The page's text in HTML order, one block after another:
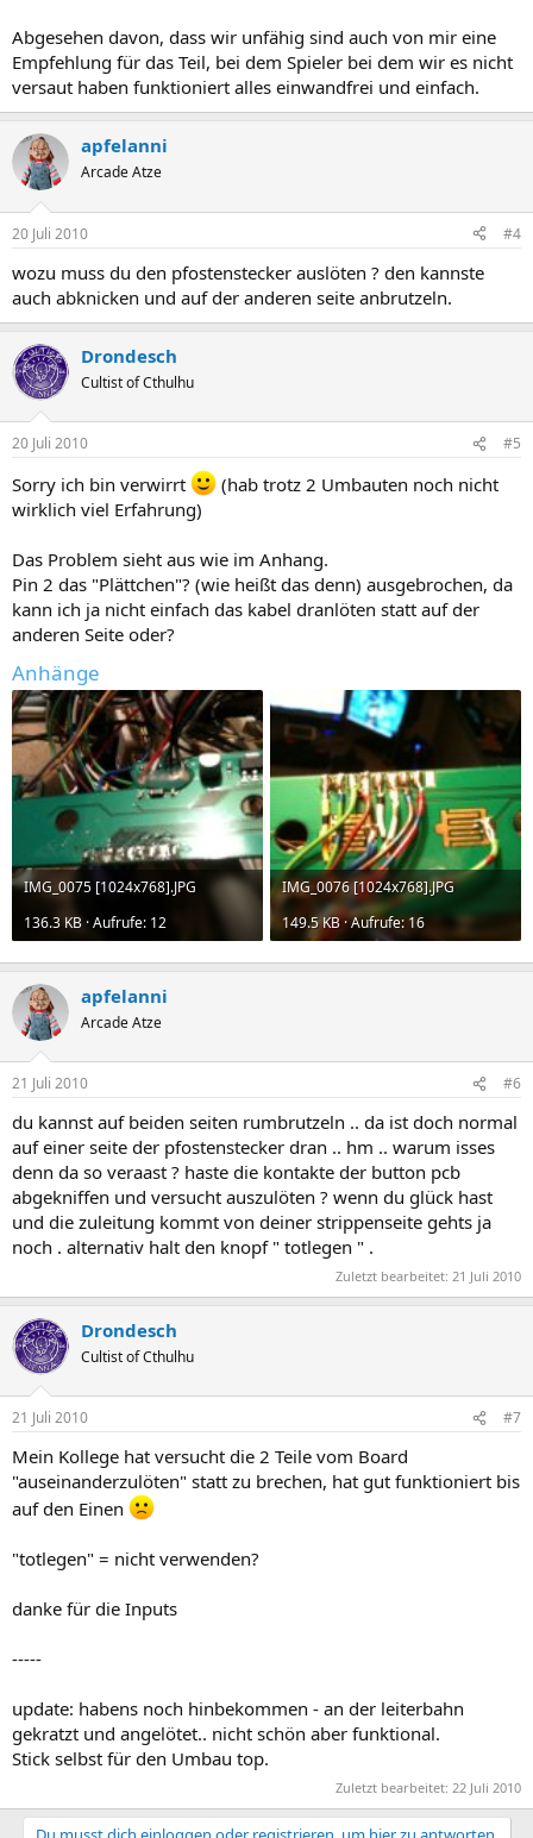
Abgesehen davon, dass wir unfähig sind auch von mir eine
Empfehlung für das Teil, bei dem Spieler bei dem wir es nicht
versaut haben funktioniert alles einwandfrei und einfach.
apfelanni
Arcade Atze
20 Juli 2010 #4
wozu muss du den pfostenstecker auslöten ? den kannste
auch abknicken und auf der anderen seite anbrutzeln.
Drondesch
Cultist of Cthulhu
20 Juli 2010 #5
Sorry ich bin verwirrt
(hab trotz 2 Umbauten noch nicht
wirklich viel Erfahrung)
Das Problem sieht aus wie im Anhang.
Pin 2 das "Plättchen"? (wie heißt das denn) ausgebrochen, da
kann ich ja nicht einfach das kabel dranlöten statt auf der
anderen Seite oder?
Anhänge
IMG_0075 [1024x768].JPG
136.3 KB · Aufrufe: 12
IMG_0076 [1024x768].JPG
149.5 KB · Aufrufe: 16
apfelanni
Arcade Atze
21 Juli 2010 #6
du kannst auf beiden seiten rumbrutzeln .. da ist doch normal
auf einer seite der pfostenstecker dran .. hm .. warum isses
denn da so veraast ? haste die kontakte der button pcb
abgekniffen und versucht auszulöten ? wenn du glück hast
und die zuleitung kommt von deiner strippenseite gehts ja
noch . alternativ halt den knopf " totlegen " .
Zuletzt bearbeitet: 21 Juli 2010
Drondesch
Cultist of Cthulhu
21 Juli 2010 #7
Mein Kollege hat versucht die 2 Teile vom Board
"auseinanderzulöten" statt zu brechen, hat gut funktioniert bis
auf den Einen
"totlegen" = nicht verwenden?
danke für die Inputs
-----
update: habens noch hinbekommen - an der leiterbahn
gekratzt und angelötet.. nicht schön aber funktional.
Stick selbst für den Umbau top.
Zuletzt bearbeitet: 22 Juli 2010